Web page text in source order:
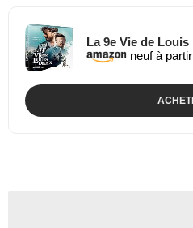
La 9e Vie de
neuf à